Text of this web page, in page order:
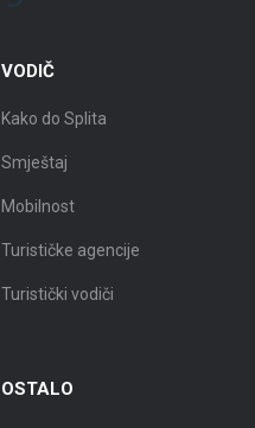
VODIČ
Kako do Splita
Smještaj
Mobilnost
Turističke agencije
Turistički vodiči
OSTALO